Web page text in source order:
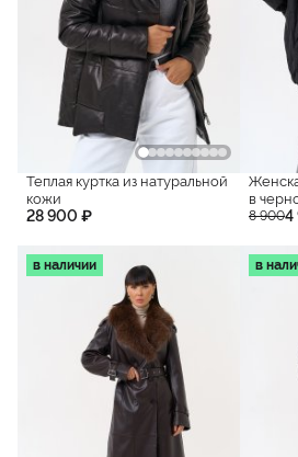
Теплая куртка из натуральной
кожи
28 900 ₽
в
8 9004
в наличии в